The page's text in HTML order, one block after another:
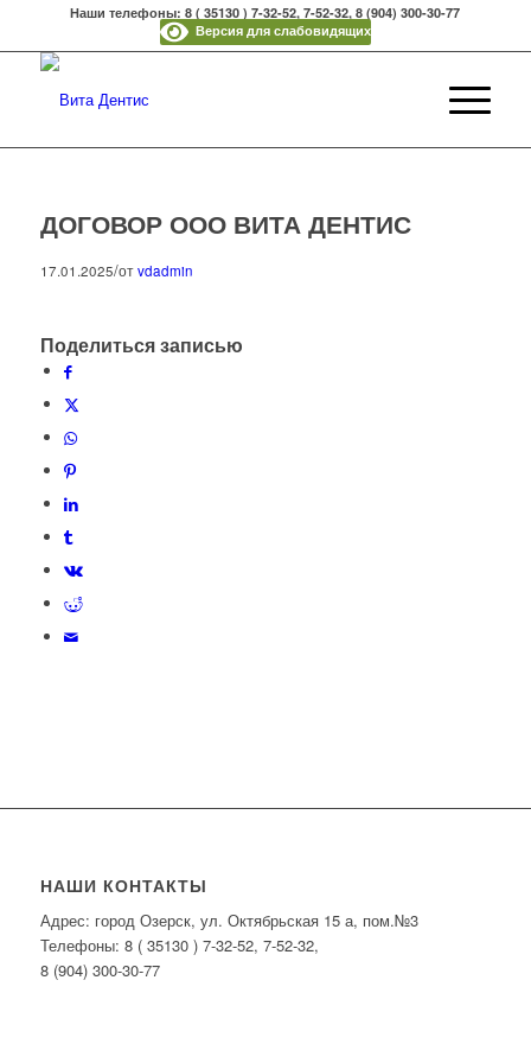
Наши телефоны: 8 ( 35130 ) 7-32-52, 7-52-32, 8 (904) 300-30-77
Версия для слабовидящих
ДОГОВОР ООО ВИТА ДЕНТИС
17.01.2025/отvdadmin
Поделиться записью
НАШИ КОНТАКТЫ
Адрес: город Озерск, ул. Октябрьская 15 а, пом.№3
Телефоны: 8 ( 35130 ) 7-32-52, 7-52-32,
8 (904) 300-30-77